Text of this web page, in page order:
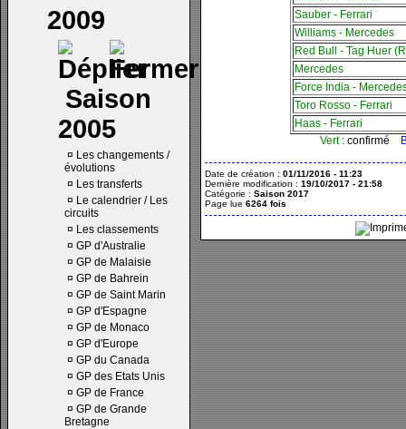
2009
Saison
2005
¤ Les changements /
évolutions
¤ Les transferts
¤ Le calendrier / Les
circuits
¤ Les classements
¤ GP d'Australie
¤ GP de Malaisie
¤ GP de Bahrein
¤ GP de Saint Marin
¤ GP d'Espagne
¤ GP de Monaco
¤ GP d'Europe
¤ GP du Canada
¤ GP des Etats Unis
¤ GP de France
¤ GP de Grande
Bretagne
Sauber - Ferrari
Williams - Mercedes
Red Bull - Tag Huer
Mercedes
Force India -
Toro Rosso - Ferrari
Haas - Ferrari
Vert :confirmé
Date de création : 01/11/2016 - 11:23
Dernière modification : 19/10/2017 - 21:58
Catégorie : Saison 2017
Page lue 6264 fois